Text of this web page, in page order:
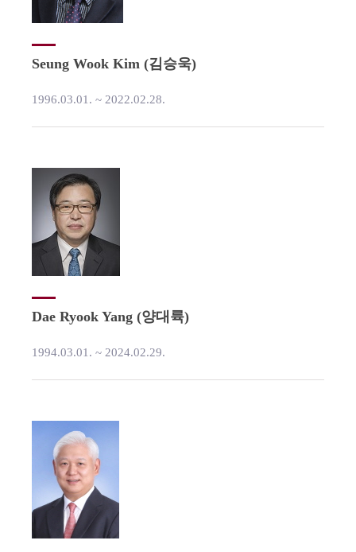
Seung Wook Kim (김승욱)
1996.03.01. ~ 2022.02.28.
Dae Ryook Yang (양대륙)
1994.03.01. ~ 2024.02.29.